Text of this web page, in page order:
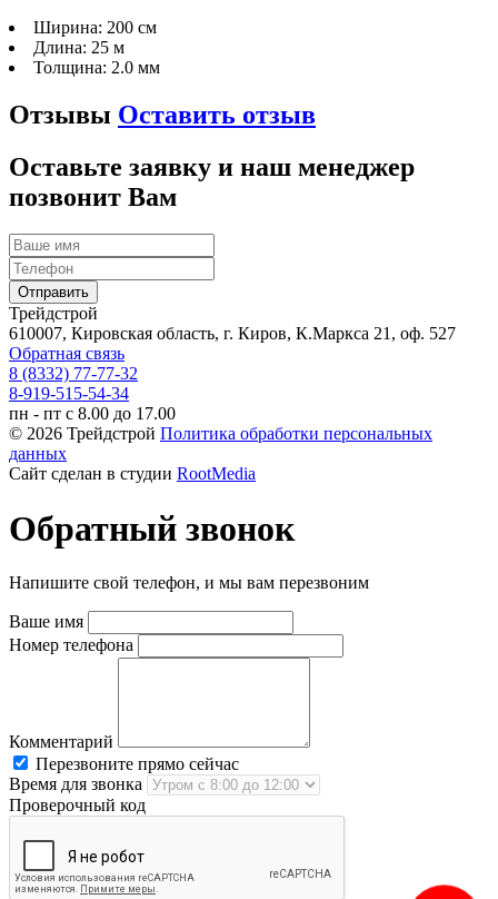
Ширина: 200 см
Длина: 25 м
Толщина: 2.0 мм
Отзывы Оставить отзыв
Оставьте заявку и наш менеджер
позвонит Вам
Трейдстрой
610007, Кировская область, г. Киров, К.Маркса 21, оф. 527
Обратная связь
8 (8332) 77-77-32
8-919-515-54-34
пн - пт с 8.00 до 17.00
© 2026 Трейдстрой Политика обработки персональных
данных
Сайт сделан в студии RootMedia
Обратный звонок
Напишите свой телефон, и мы вам перезвоним
Ваше имя
Номер телефона
Комментарий
Перезвоните прямо сейчас
Время для звонка
Проверочный код